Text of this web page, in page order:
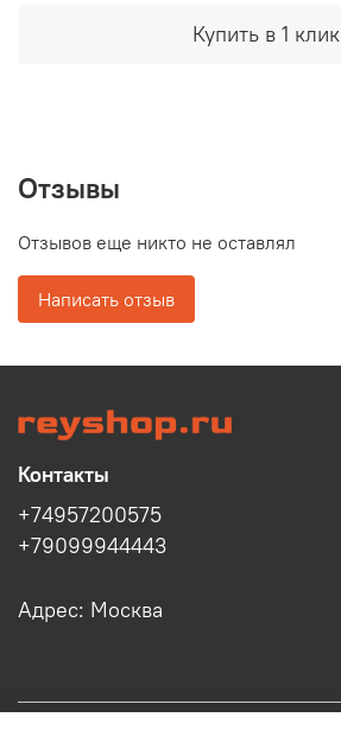
Купить в 1 клик
Отзывы
Отзывов еще никто не оставлял
Написать отзыв
Контакты
+74957200575
+79099944443
Адрес: Москва